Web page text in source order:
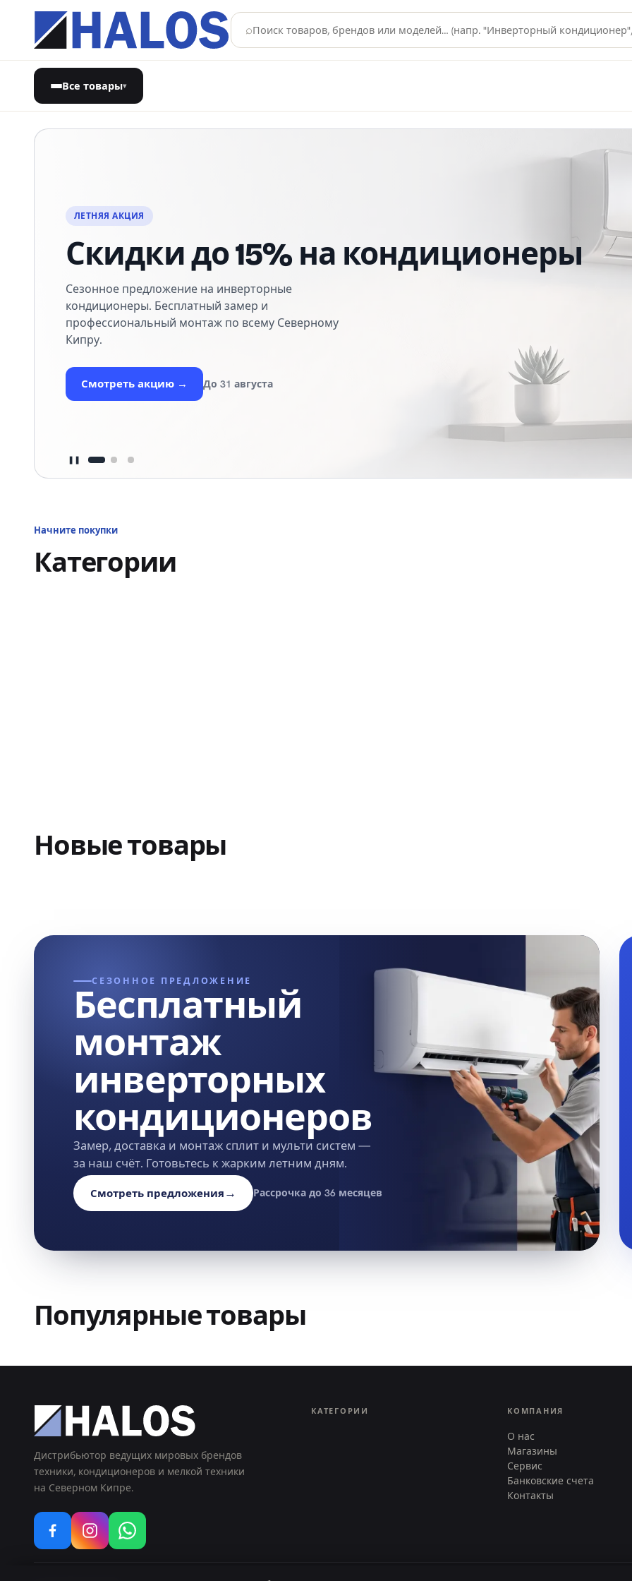
⌕
Все товары▾
Магазин бытовой техники и климата на Северном
НОВИНКИ
Серия Elica уже в магазинах
Отмеченный наградами дизайн: индукционные
панели со встроенной вытяжкой и стеклянные
вытяжки.
Смотреть серию Ограниченный запас
❚❚
Начните покупки
Категории
Новые товары
СЕЗОННОЕ ПРЕДЛОЖЕНИЕ
Бесплатный
монтаж
инверторных
кондиционеров
Замер, доставка и монтаж сплит и мульти систем —
за наш счёт. Готовьтесь к жарким летним дням.
Смотреть предложения → Рассрочка до 36 месяцев
Популярные товары
Дистрибьютор ведущих мировых брендов
техники, кондиционеров и мелкой техники
на Северном Кипре.
КАТЕГОРИИ КОМПАНИЯ
О нас
Магазины
Сервис
Банковские счета
Контакты